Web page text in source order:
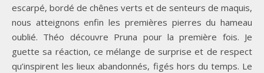
escarpé, bordé de chênes verts et de senteurs de maquis,
nous atteignons enfin les premières pierres du hameau
oublié. Théo découvre Pruna pour la première fois. Je
guette sa réaction, ce mélange de surprise et de respect
qu’inspirent les lieux abandonnés, figés hors du temps. Le